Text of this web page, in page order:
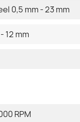
0,5 mm - 23 mm
12 mm
RPM